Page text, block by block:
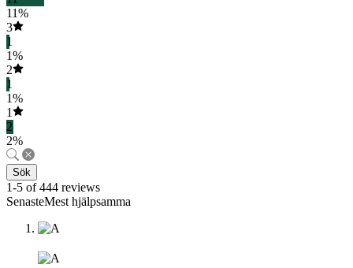
11%
3
1
1%
2
1
1%
1
2
2%
Sök
1-5 of 444 reviews
SenasteMest hjälpsamma